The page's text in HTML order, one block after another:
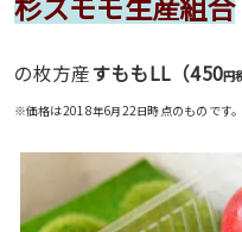
の枚方産すももLL（450円
※価格は2018年6月22日時点のものです。